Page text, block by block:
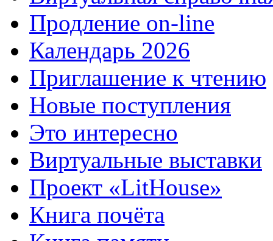
Продление on-line
Календарь 2026
Приглашение к чтению
Новые поступления
Это интересно
Виртуальные выставки
Проект «LitHouse»
Книга почёта